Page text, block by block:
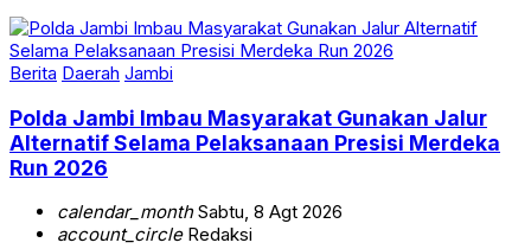
Berita Daerah Jambi
Polda Jambi Imbau Masyarakat Gunakan Jalur
Alternatif Selama Pelaksanaan Presisi Merdeka
Run 2026
calendar_monthSabtu, 8 Agt 2026
account_circleRedaksi